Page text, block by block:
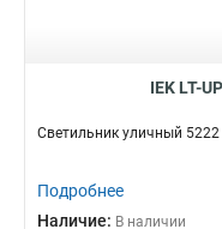
IEK LT-
Светильник уличный
Подробнее
Наличие: В наличии